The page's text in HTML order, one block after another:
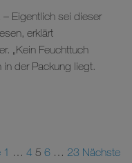
Eigentlich sei dieser
erklärt
„Kein Feuchttuch
der Packung liegt.
1 … 4 5 6 … 23 Nächste